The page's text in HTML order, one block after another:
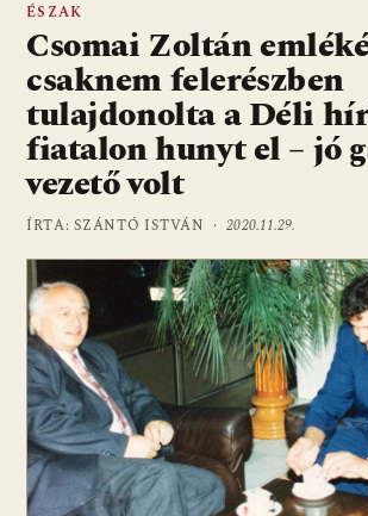
ÉSZAK
Csomai Zoltán
csaknem felerészben
tulajdonolta a Déli
fiatalon hunyt el – jó
vezető volt
ÍRTA: SZÁNTÓ ISTVÁN ·2020.11.29.